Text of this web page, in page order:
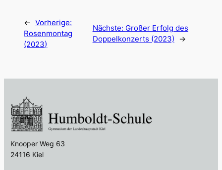
← Vorherige:
Rosenmontag
(2023)
Nächste: Großer Erfolg des
Doppelkonzerts (2023)
→
Knooper Weg 63
24116 Kiel